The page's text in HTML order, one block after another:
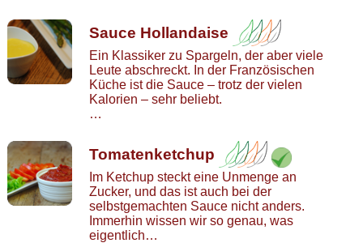
Sauce Hollandaise
Ein Klassiker zu Spargeln, der aber viele
Leute abschreckt. In der Französischen
Küche ist die Sauce – trotz der vielen
Kalorien – sehr beliebt.
…
Tomatenketchup
Im Ketchup steckt eine Unmenge an
Zucker, und das ist auch bei der
selbstgemachten Sauce nicht anders.
Immerhin wissen wir so genau, was
eigentlich…